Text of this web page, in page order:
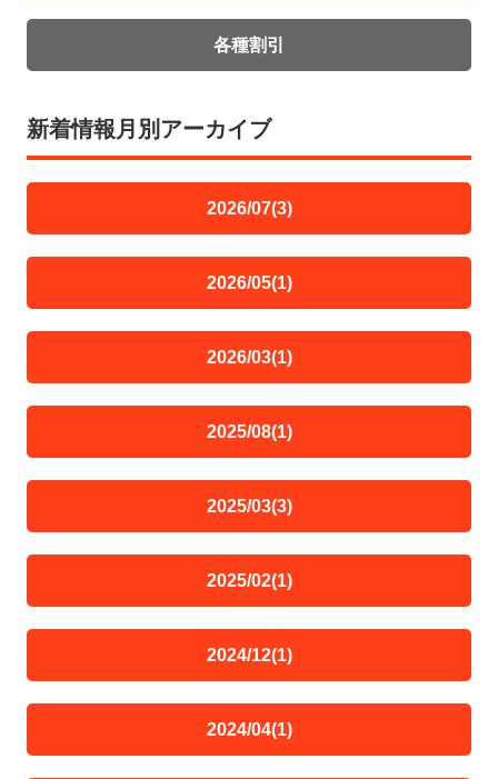
各種割引
新着情報月別アーカイブ
2026/07(3)
2026/05(1)
2026/03(1)
2025/08(1)
2025/03(3)
2025/02(1)
2024/12(1)
2024/04(1)